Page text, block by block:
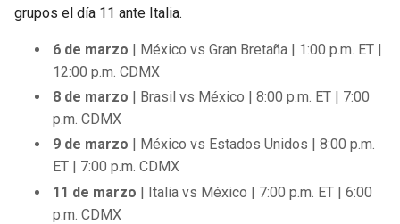
grupos el día 11 ante Italia.
6 de marzo | México vs Gran Bretaña | 1:00 p.m. ET |
12:00 p.m. CDMX
8 de marzo | Brasil vs México | 8:00 p.m. ET | 7:00
p.m. CDMX
9 de marzo | México vs Estados Unidos | 8:00 p.m.
ET | 7:00 p.m. CDMX
11 de marzo | Italia vs México | 7:00 p.m. ET | 6:00
p.m. CDMX